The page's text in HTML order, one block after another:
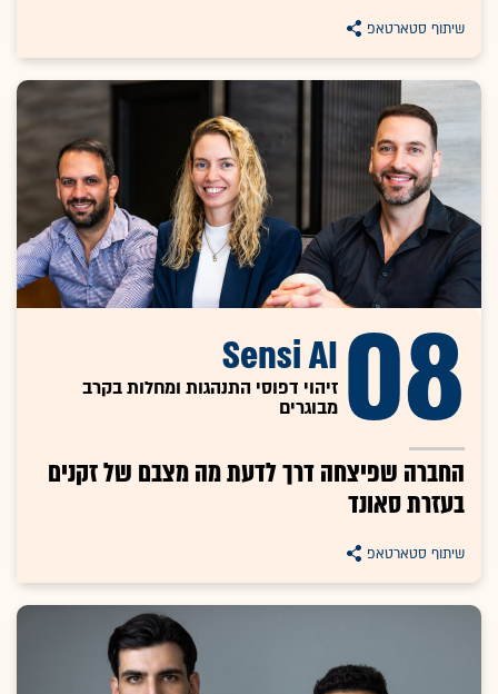
שיתוף סטארטאפ
08
Sensi AI
זיהוי דפוסי התנהגות ומחלות בקרב
מבוגרים
החברה שפיצחה דרך לדעת מה מצבם של זקנים
בעזרת סאונד
שיתוף סטארטאפ